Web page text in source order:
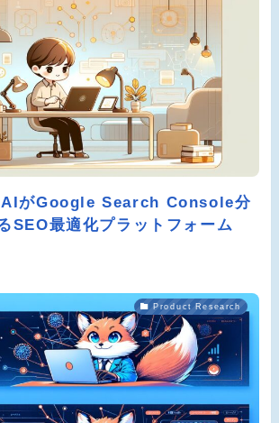
がGoogle Search Console分
SEO最適化プラットフォーム
Product Research